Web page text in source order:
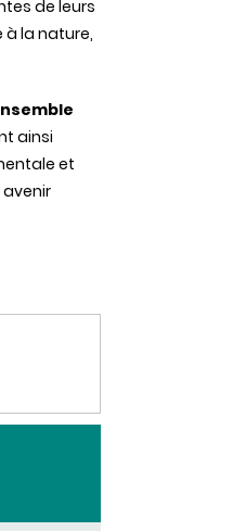
de leurs
à la nature,
ainsi
et
avenir